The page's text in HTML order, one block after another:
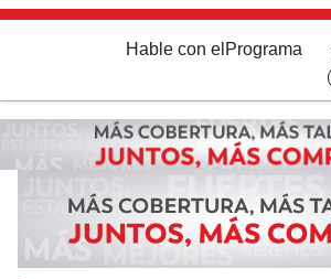
Hable con el Programa